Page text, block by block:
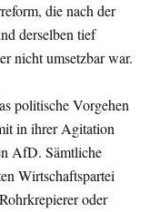
die nach der
derselben tief
nicht umsetzbar war.
politische Vorgehen
in ihrer Agitation
AfD. Sämtliche
Wirtschaftspartei
oder